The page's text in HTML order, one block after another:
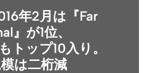
年2月は『Far
』が1位、
トップ10入り。
は二桁減